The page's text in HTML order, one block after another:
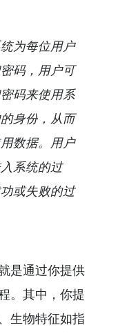
为每位用户
码，用户可
码来使用系
身份，从而
数据。用户
系统的过
或失败的过
是通过你提供
。其中，你提
生物特征如指